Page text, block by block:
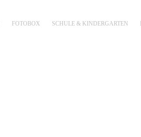
FOTOBOX SCHULE & KINDERGARTEN